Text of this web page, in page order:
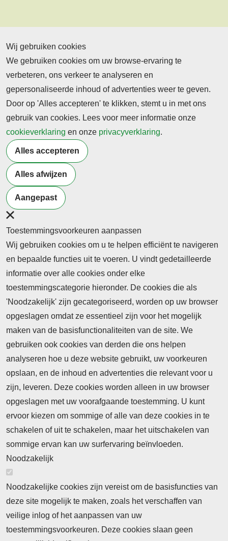
Bekijk recente
edities
THEMA
Leiderschap
& Innovatie
juni - 2026
THEMA
Beroepsonderwijs&burgerschap
april - 2026
Wij gebruiken cookies
We gebruiken cookies om uw browse-ervaring te
verbeteren, ons verkeer te analyseren en
gepersonaliseerde inhoud of advertenties weer te geven.
Door op 'Alles accepteren' te klikken, stemt u in met ons
gebruik van cookies. Lees voor meer informatie onze
cookieverklaring en onze privacyverklaring.
Alles accepteren
Alles afwijzen
Aangepast
Toestemmingsvoorkeuren aanpassen
Wij gebruiken cookies om u te helpen efficiënt te navigeren
en bepaalde functies uit te voeren. U vindt gedetailleerde
informatie over alle cookies onder elke
toestemmingscategorie hieronder. De cookies die als
'Noodzakelijk' zijn gecategoriseerd, worden op uw browser
opgeslagen omdat ze essentieel zijn voor het mogelijk
maken van de basisfunctionaliteiten van de site. We
gebruiken ook cookies van derden die ons helpen
analyseren hoe u deze website gebruikt, uw voorkeuren
opslaan, en de inhoud en advertenties die relevant voor u
zijn, leveren. Deze cookies worden alleen in uw browser
opgeslagen met uw voorafgaande toestemming. U kunt
ervoor kiezen om sommige of alle van deze cookies in te
schakelen of uit te schakelen, maar het uitschakelen van
sommige ervan kan uw surfervaring beïnvloeden.
Noodzakelijk
Noodzakelijke cookies zijn vereist om de basisfuncties van
deze site mogelijk te maken, zoals het verschaffen van
veilige inlog of het aanpassen van uw
toestemmingsvoorkeuren. Deze cookies slaan geen
Nieuws
Neem contact op
Algemene Leveringsvoorwaarden
Cookieverklaring
Privacyverklaring
Abonnementinformatie Inlogprocedure